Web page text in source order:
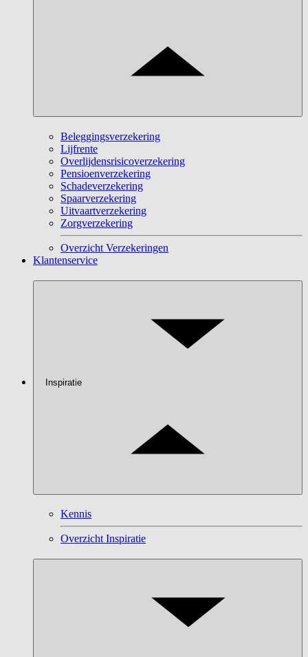
Beleggingsverzekering
Lijfrente
Overlijdensrisicoverzekering
Pensioenverzekering
Schadeverzekering
Spaarverzekering
Uitvaartverzekering
Zorgverzekering
Overzicht Verzekeringen
Klantenservice
Inspiratie
Kennis
Overzicht Inspiratie